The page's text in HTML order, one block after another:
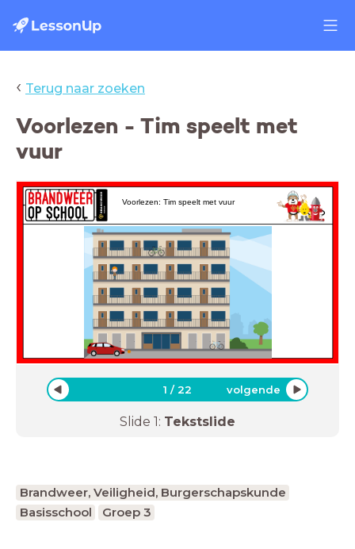
‹ Terug naar zoeken
Voorlezen - Tim speelt met
vuur
Voorlezen: Tim speelt met vuur
1 /22 volgende
Slide 1: Tekstslide
Brandweer, Veiligheid, Burgerschapskunde
Basisschool
Groep 3